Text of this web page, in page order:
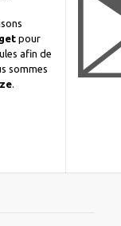
pour
afin de
sommes
.